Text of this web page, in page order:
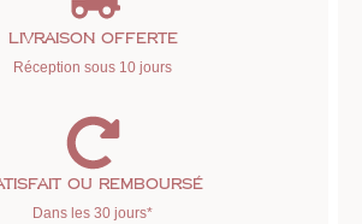
Livraison offerte
Réception sous 10 jours
ou remboursé
Dans les 30 jours*